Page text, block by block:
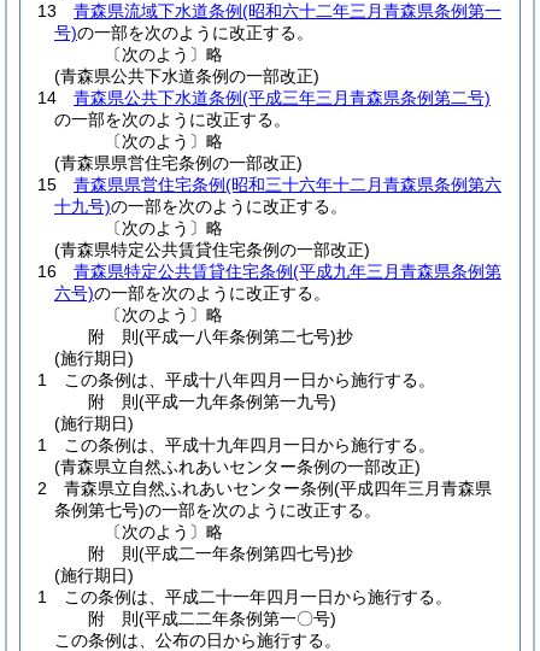
13
青森県流域下水道条例(昭和六十二年三月青森県条例第一
号)の一部を次のように改正する。
〔次のよう〕略
(青森県公共下水道条例の一部改正)
14
青森県公共下水道条例(平成三年三月青森県条例第二号)
の一部を次のように改正する。
〔次のよう〕略
(青森県県営住宅条例の一部改正)
15
青森県県営住宅条例(昭和三十六年十二月青森県条例第六
十九号)の一部を次のように改正する。
〔次のよう〕略
(青森県特定公共賃貸住宅条例の一部改正)
16
青森県特定公共賃貸住宅条例(平成九年三月青森県条例第
六号)の一部を次のように改正する。
〔次のよう〕略
附 則(平成一八年条例第二七号)抄
(施行期日)
1
この条例は、平成十八年四月一日から施行する。
附 則(平成一九年条例第一九号)
(施行期日)
1
この条例は、平成十九年四月一日から施行する。
(青森県立自然ふれあいセンター条例の一部改正)
2
青森県立自然ふれあいセンター条例(平成四年三月青森県
条例第七号)の一部を次のように改正する。
〔次のよう〕略
附 則(平成二一年条例第四七号)抄
(施行期日)
1
この条例は、平成二十一年四月一日から施行する。
附 則(平成二二年条例第一〇号)
この条例は、公布の日から施行する。